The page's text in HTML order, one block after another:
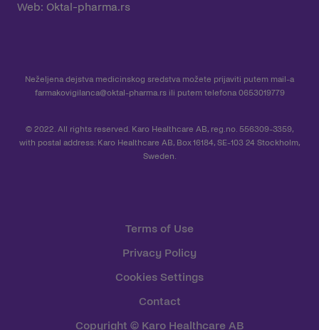
Web: Oktal-pharma.rs
Neželjena dejstva medicinskog sredstva možete prijaviti putem mail-a
farmakovigilanca@oktal-pharma.rsili putem telefona 0653019779
© 2022. All rights reserved. Karo Healthcare AB, reg.no. 556309-3359,
with postal address: Karo Healthcare AB, Box 16184, SE-103 24 Stockholm,
Sweden.
Terms of Use
Privacy Policy
Cookies Settings
Contact
Copyright © Karo Healthcare AB